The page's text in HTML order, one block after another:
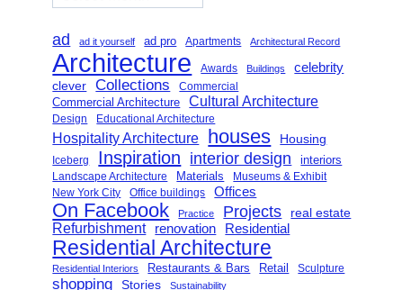
ad ad it yourself ad pro Apartments Architectural Record
Architecture Awards Buildings
celebrity
clever
Collections Commercial
Commercial Architecture Cultural Architecture
Design Educational Architecture
Hospitality Architecture houses Housing
Iceberg Inspiration interior design interiors
Landscape Architecture Materials
Museums & Exhibit
New York City
Office buildings Offices
On Facebook Practice Projects real estate
Refurbishment renovation Residential
Residential Architecture
Residential Interiors Restaurants & Bars Retail Sculpture
shopping Stories Sustainability